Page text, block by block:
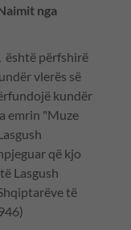
nga
është përfshirë
vlerës së
kundër
emrin "Muze
që kjo
Lasgush
të